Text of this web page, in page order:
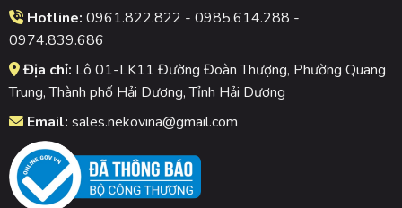
Hotline: 0961.822.822 - 0985.614.288 -
0974.839.686
Địa chỉ: Lô 01-LK11 Đường Đoàn Thượng, Phường Quang
Trung, Thành phố Hải Dương, Tỉnh Hải Dương
Email: sales.nekovina@gmail.com